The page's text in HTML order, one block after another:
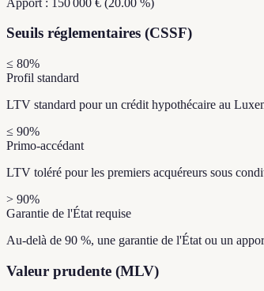
Seuils réglementaires (CSSF)
≤ 80%
Profil standard
LTV standard pour un crédit hypothécaire au
≤ 90%
Primo-accédant
LTV toléré pour les premiers acquéreurs sous
> 90%
Garantie de l'État requise
Au-delà de 90 %, une garantie de l'État ou un
Valeur prudente (MLV)